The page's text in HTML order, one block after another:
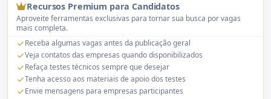
Recursos Premium para Candidatos
Aproveite ferramentas exclusivas para tornar sua busca por vagas
mais completa.
Receba algumas vagas antes da publicação geral
Veja contatos das empresas quando disponibilizados
Refaça testes técnicos sempre que desejar
Tenha acesso aos materiais de apoio dos testes
Envie mensagens para empresas participantes